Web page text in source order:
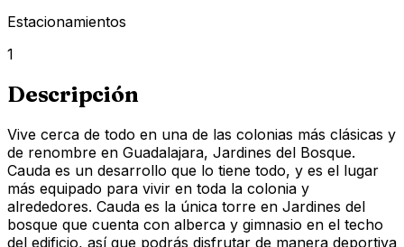
Estacionamientos
1
Descripción
Vive cerca de todo en una de las colonias más clásicas y
de renombre en Guadalajara, Jardines del Bosque.
Cauda es un desarrollo que lo tiene todo, y es el lugar
más equipado para vivir en toda la colonia y
alrededores. Cauda es la única torre en Jardines del
bosque que cuenta con alberca y gimnasio en el techo
del edificio, así que podrás disfrutar de manera deportiva